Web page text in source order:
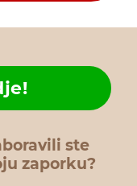
ste
zaporku?